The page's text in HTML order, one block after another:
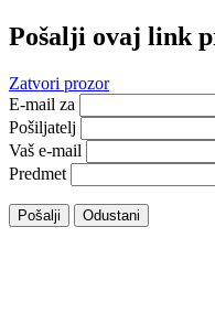
Pošalji ovaj link
Zatvori prozor
E-mail za
Pošiljatelj
Vaš e-mail
Predmet
Pošalji Odustani